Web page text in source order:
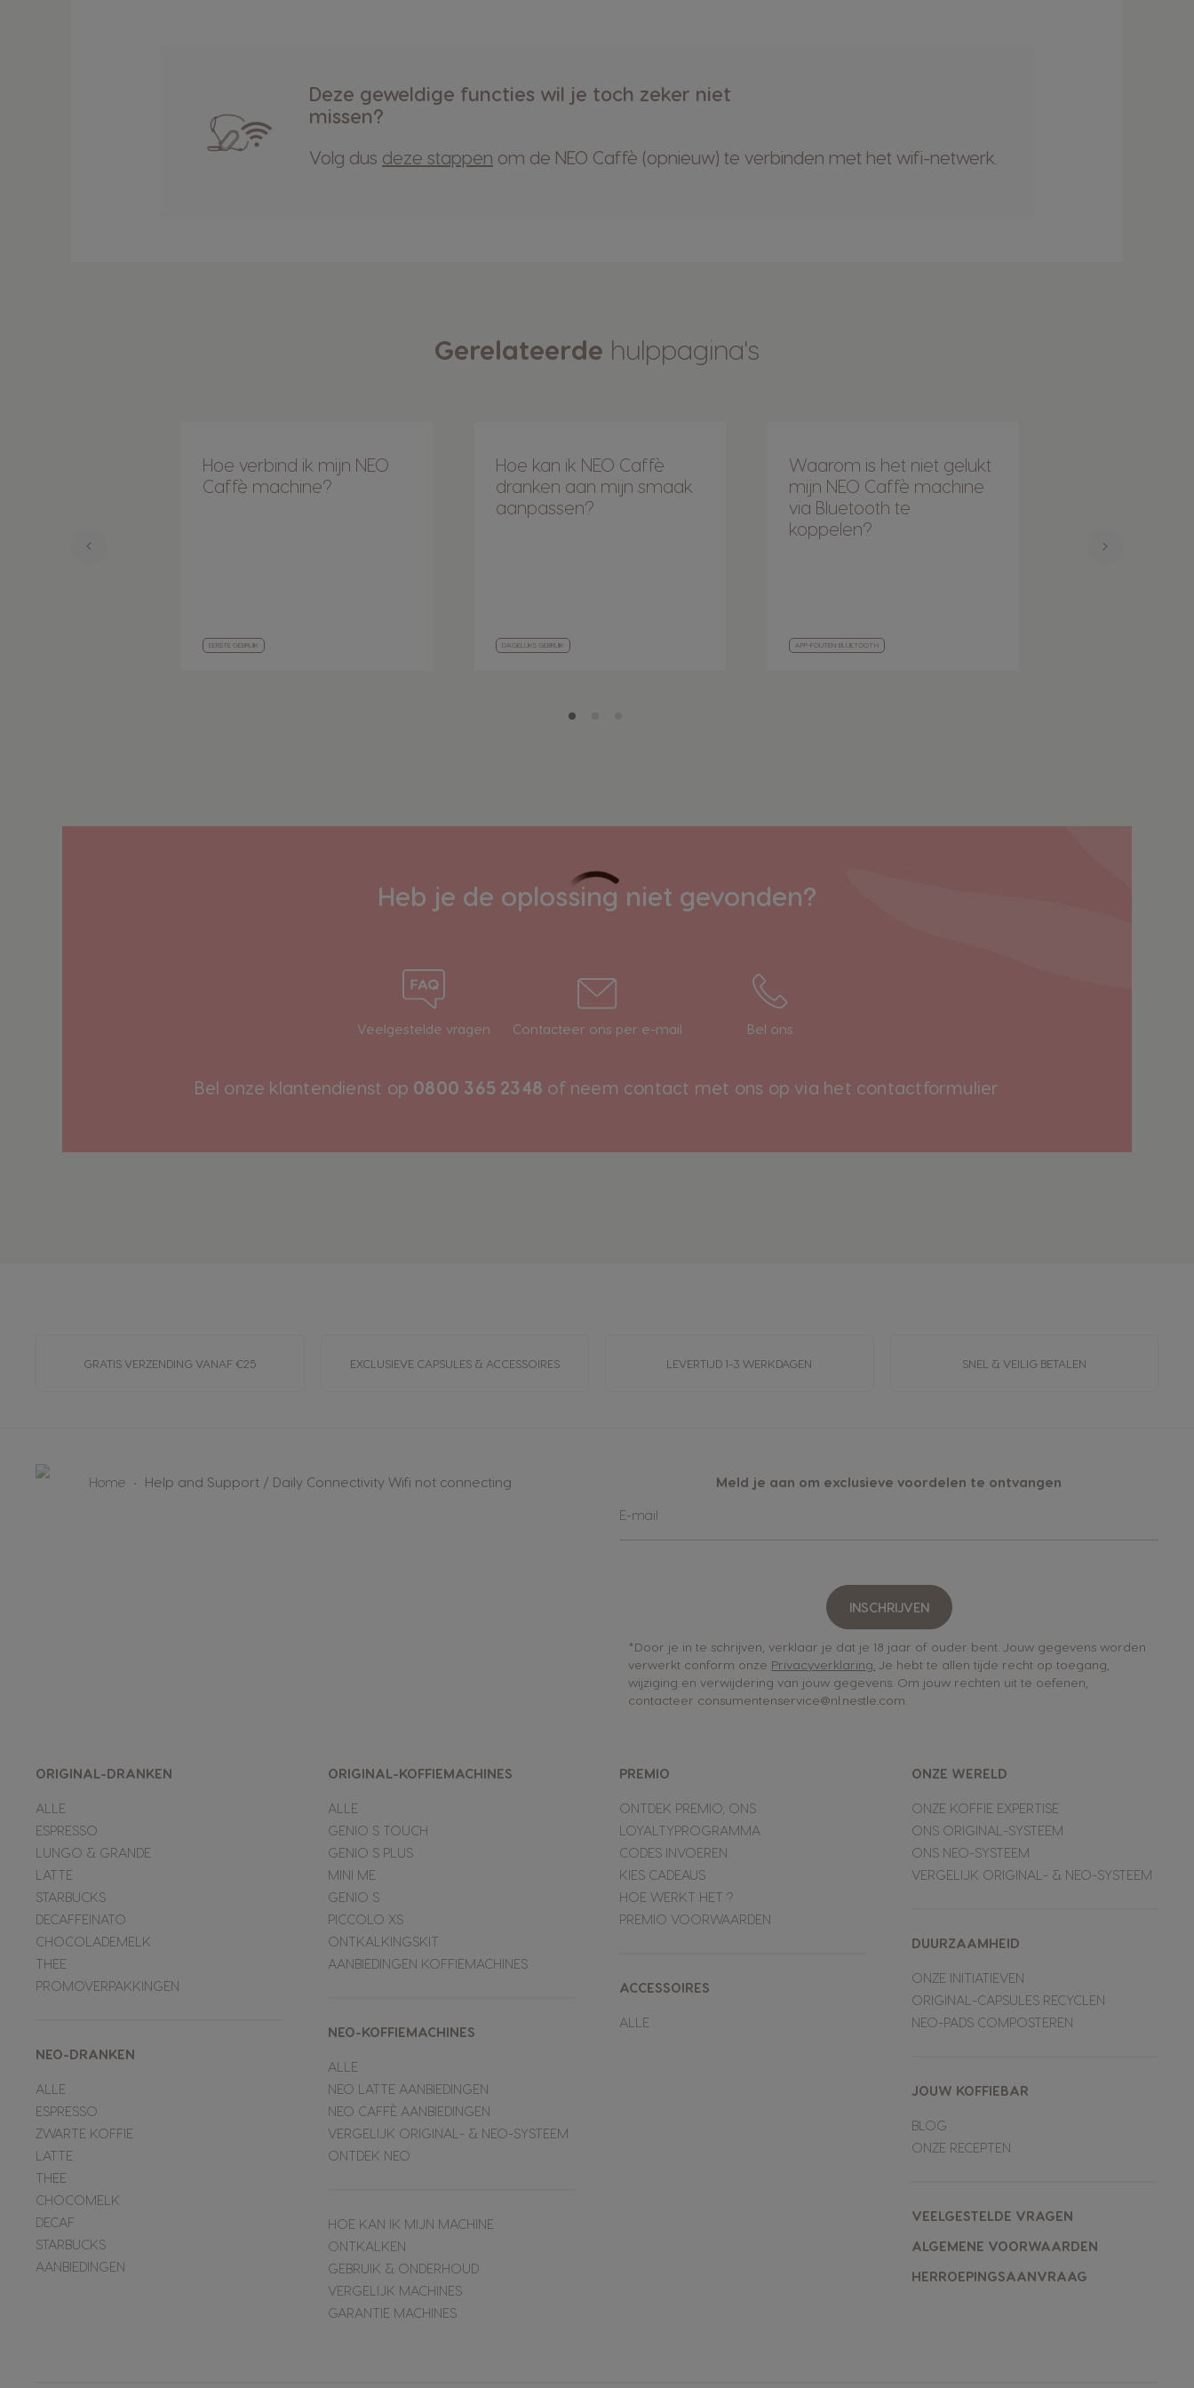
Deze geweldige functies wil je toch zeker niet
missen?
Volg dus deze stappen om de NEO Caffè (opnieuw) te verbinden met het wifi-netwerk.
Gerelateerde hulppagina's
Hoe verbind ik mijn NEO
Caffè machine?
EERSTE GEBRUIK
Hoe kan ik NEO Caffè
dranken aan mijn smaak
aanpassen?
DAGELIJKS GEBRUIK
Waarom is het niet gelukt
mijn NEO Caffè machine
via Bluetooth te
koppelen?
APP-FOUTEN: BLUETOOTH
Heb je de oplossing niet gevonden?
Veelgestelde vragen Contacteer ons per e-mail Bel ons
Bel onze klantendienst op 0800 365 2348 of neem contact met ons op via het contactformulier
GRATIS VERZENDING VANAF €25 EXCLUSIEVE CAPSULES & ACCESSOIRES LEVERTIJD 1-3 WERKDAGEN SNEL & VEILIG BETALEN
Home Help and Support / Daily Connectivity Wifi not connecting Meld je aan om exclusieve voordelen te ontvangen
Abonneer
u
op
E-mail
INSCHRIJVEN
*Door je in te schrijven, verklaar je dat je 18 jaar of ouder bent. Jouw gegevens worden
verwerkt conform onze Privacyverklaring.
Je hebt te allen tijde recht op toegang,
wijziging en verwijdering van jouw gegevens. Om jouw rechten uit te oefenen,
contacteer consumentenservice@nl.nestle.com.
ORIGINAL-DRANKEN
ALLE
ESPRESSO
LUNGO & GRANDE
LATTE
STARBUCKS
DECAFFEINATO
CHOCOLADEMELK
THEE
PROMOVERPAKKINGEN
NEO-DRANKEN
ALLE
ESPRESSO
ZWARTE KOFFIE
LATTE
THEE
CHOCOMELK
DECAF
STARBUCKS
AANBIEDINGEN
ORIGINAL-KOFFIEMACHINES
ALLE
GENIO S TOUCH
GENIO S PLUS
MINI ME
GENIO S
PICCOLO XS
ONTKALKINGSKIT
AANBIEDINGEN KOFFIEMACHINES
NEO-KOFFIEMACHINES
ALLE
NEO LATTE AANBIEDINGEN
NEO CAFFÈ AANBIEDINGEN
VERGELIJK ORIGINAL- & NEO-SYSTEEM
ONTDEK NEO
HOE KAN IK MIJN MACHINE
ONTKALKEN
GEBRUIK & ONDERHOUD
VERGELIJK MACHINES
GARANTIE MACHINES
PREMIO
ONTDEK PREMIO, ONS
LOYALTYPROGRAMMA
CODES INVOEREN
KIES CADEAUS
HOE WERKT HET ?
PREMIO VOORWAARDEN
ACCESSOIRES
ALLE
ONZE WERELD
ONZE KOFFIE EXPERTISE
ONS ORIGINAL-SYSTEEM
ONS NEO-SYSTEEM
VERGELIJK ORIGINAL- & NEO-SYSTEEM
DUURZAAMHEID
ONZE INITIATIEVEN
ORIGINAL-CAPSULES RECYCLEN
NEO-PADS COMPOSTEREN
JOUW KOFFIEBAR
BLOG
ONZE RECEPTEN
VEELGESTELDE VRAGEN
ALGEMENE VOORWAARDEN
HERROEPINGSAANVRAAG